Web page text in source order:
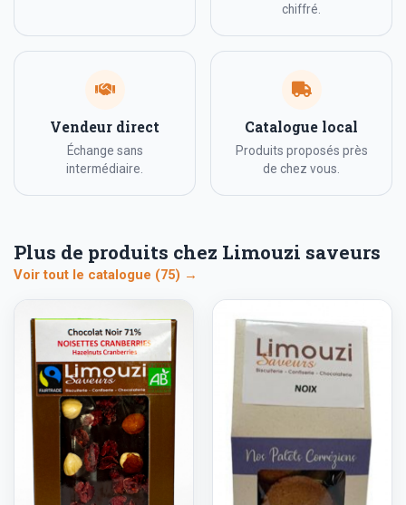
chiffré.
Vendeur direct
Échange sans
intermédiaire.
Catalogue local
Produits proposés près
de chez vous.
Plus de produits chez Limouzi saveurs
Voir tout le catalogue (75) →